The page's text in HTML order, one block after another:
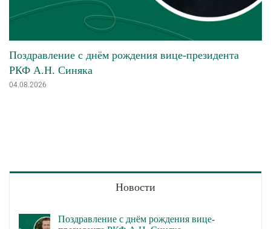
Поздравление с днём рождения вице-президента
РКФ А.Н. Синяка
04.08.2026
Новости
Поздравление с днём рождения вице-